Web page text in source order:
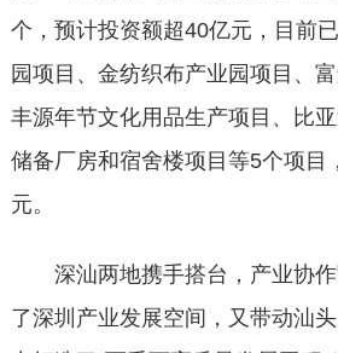
个，预计投资额超40亿元，目前
园项目、金纺织布产业园项目、
丰源年节文化用品生产项目、比亚
储备厂房和宿舍楼项目等5个项目
元。
深汕两地携手搭台，产业协作
了深圳产业发展空间，又带动汕